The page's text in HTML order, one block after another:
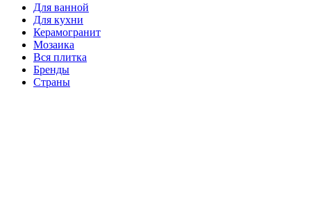
Для ванной
Для кухни
Керамогранит
Мозаика
Вся плитка
Бренды
Страны